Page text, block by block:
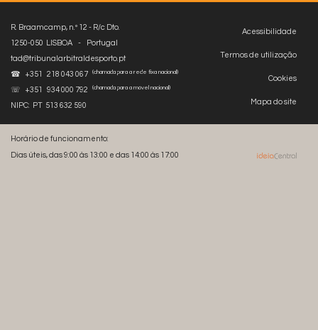
Acessibilidade
Termos de utilização
Cookies
Mapa do site
R. Braamcamp, n.º 12 - R/c Dto.
1250-050 LISBOA - Portugal
tad@tribunalarbitraldesporto.pt
☎ +351 218 043 067
(chamada para a rede fixa nacional)
☏ +351 934 000 792 (chamada para a móvel nacional)
NIPC: PT 513 632 590
Horário de funcionamento:
Dias úteis, das 9:00 às 13:00 e das 14:00 às 17:00